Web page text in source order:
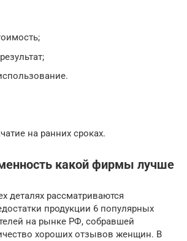
на ранних сроках.
какой фирмы лучше
деталях рассматриваются
продукции 6 популярных
на рынке РФ, собравшей
хороших отзывов женщин. В